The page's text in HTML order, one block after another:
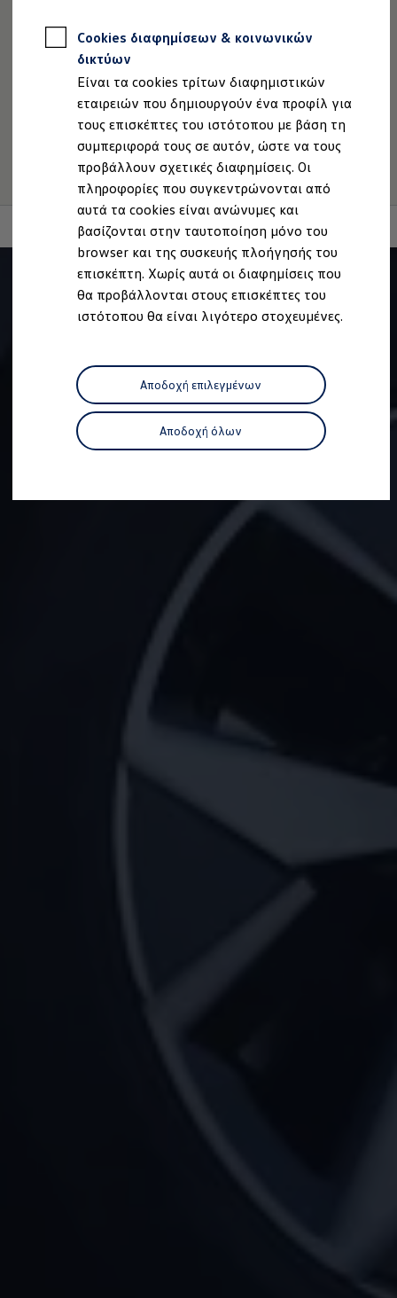
Cookies διαφημίσεων & κοινωνικών
δικτύων
Είναι τα cookies τρίτων διαφημιστικών
εταιρειών που δημιουργούν ένα προφίλ για
τους επισκέπτες του ιστότοπου με βάση τη
συμπεριφορά τους σε αυτόν, ώστε να τους
προβάλλουν σχετικές διαφημίσεις. Οι
πληροφορίες που συγκεντρώνονται από
αυτά τα cookies είναι ανώνυμες και
βασίζονται στην ταυτοποίηση μόνο του
browser και της συσκευής πλοήγησής του
επισκέπτη. Χωρίς αυτά οι διαφημίσεις που
θα προβάλλονται στους επισκέπτες του
ιστότοπου θα είναι λιγότερο στοχευμένες.
Αποδοχή επιλεγμένων
Αποδοχή όλων
Εφαρμογές Volkswagen, σύνδεση και
Σύνδεση κινητού τηλεφώνου και οχήματος
We Charge - Υπηρεσία Φόρτισης
Πληροφορίες Πελάτη
Ανακύκλωση & Επιστροφή
Ανακλήσεις ασφαλείας και Τεχνικά μέτρα
Προειδοποιητικές και ενδεικτικές λυχνίες
Eνημερώσεις λογισμικού
Digital Manual - Ψηφιακό εγχειρίδιο
XTL diesel fuel
Υπηρεσίες Volkswagen
Υπηρεσίες Volkswagen Click@Service
Pick Up & Delivery
Φροντίδα Clean Plus
Επαγγελματικά Οχήματα Volkswagen
Συντήρηση & Επισκευή Επαγγελματικών
Σημαντικές πληροφορίες
Εγγύηση Επαγγελματικών Volkswagen
Εξουσιοδοτημένο Δίκτυο Volkswagen
Αστυπάλαια: Κίνητρα Επιδότησης
Volkswagen Bulli - 75 Χρόνια Κληρονομιάς
Bulli magazine
VW Bus History
Πολιτική cookies
Πληροφορίες Ασφαλείας Προϊόντων
Δήλωση Προσβασιμότητας
Πληροφορίες για την Προσβασιμότητα
EU Data Act
Ανάκληση Ψηφιακών υπηρεσιών